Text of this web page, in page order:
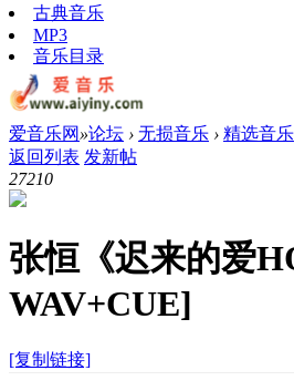
古典音乐
MP3
音乐目录
爱音乐网 »论坛 › 无损音乐 › 精选音乐
返回列表 发新帖
27210
张恒《迟来的爱
WAV+CUE]
[复制链接]